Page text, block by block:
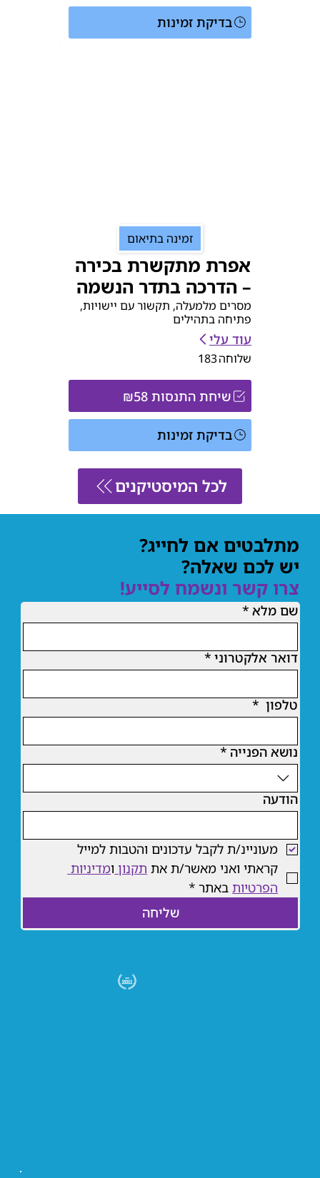
בדיקת זמינות
שיחת התנסות ₪58
בדיקת זמינות
זמינה בתיאום
אפרת מתקשרת בכירה
– הדרכה בתדר הנשמה
מסרים מלמעלה, תקשור עם יישויות,
פתיחה בתהילים
עוד עלי
שלוחה183
לכל המיסטיקנים
שם מלא *
דואר אלקטרוני *
טלפון *
נושא הפנייה *
הודעה
מעוניינ/ת לקבל עדכונים והטבות למייל
קראתי ואני מאשר/ת את תקנון ו
מדיניות
הפרטיות באתר *
שליחה
מתלבטים אם לחייג?
יש לכם שאלה?
צרו קשר ונשמח לסייע!